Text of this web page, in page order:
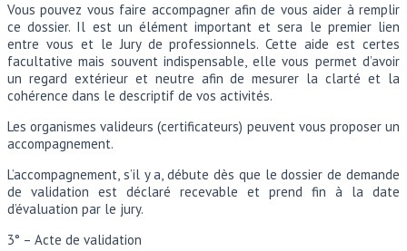
Vous pouvez vous faire accompagner afin de vous aider à remplir
ce dossier. Il est un élément important et sera le premier lien
entre vous et le Jury de professionnels. Cette aide est certes
facultative mais souvent indispensable, elle vous permet d’avoir
un regard extérieur et neutre afin de mesurer la clarté et la
cohérence dans le descriptif de vos activités.
Les organismes valideurs (certificateurs) peuvent vous proposer un
accompagnement.
L’accompagnement, s’il y a, débute dès que le dossier de demande
de validation est déclaré recevable et prend fin à la date
d’évaluation par le jury.
3° – Acte de validation